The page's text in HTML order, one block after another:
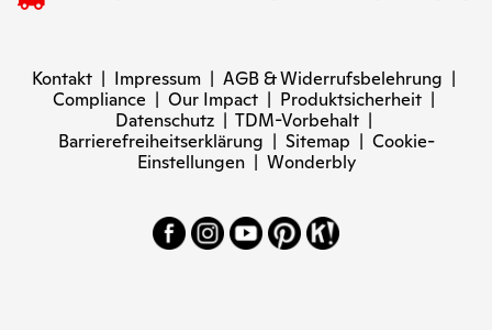
Kontakt | Impressum | AGB & Widerrufsbelehrung |
Compliance | Our Impact | Produktsicherheit |
Datenschutz | TDM-Vorbehalt |
Barrierefreiheitserklärung | Sitemap | Cookie-
Einstellungen| Wonderbly